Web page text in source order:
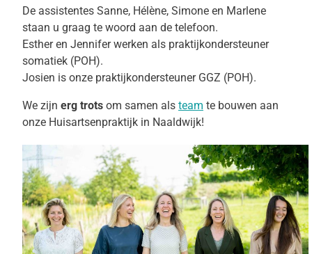
De assistentes Sanne, Hélène, Simone en Marlene
staan u graag te woord aan de telefoon.
Esther en Jennifer werken als praktijkondersteuner
somatiek (POH).
Josien is onze praktijkondersteuner GGZ (POH).
We zijn erg trots om samen als team te bouwen aan
onze Huisartsenpraktijk in Naaldwijk!